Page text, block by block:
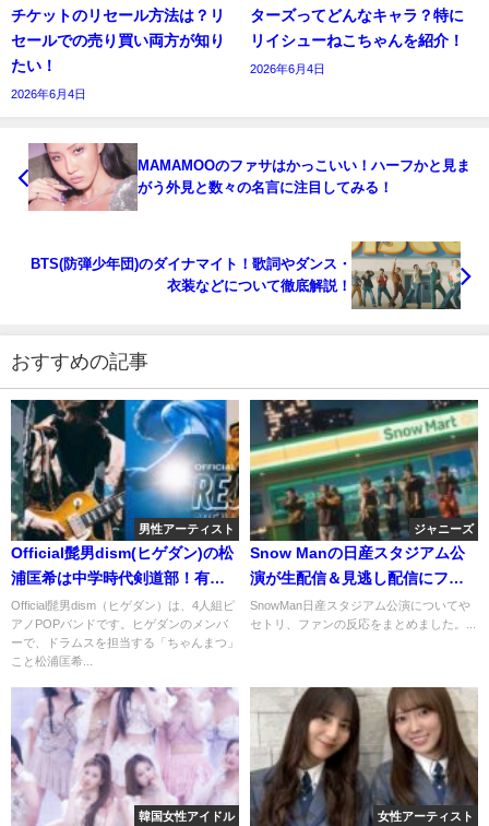
チケットのリセール方法は？リ
セールでの売り買い両方が知り
たい！
2026年6月4日
ターズってどんなキャラ？特に
リイシューねこちゃんを紹介！
2026年6月4日
MAMAMOOのファサはかっこいい！ハーフかと見ま
がう外見と数々の名言に注目してみる！
BTS(防弾少年団)のダイナマイト！歌詞やダンス・
衣装などについて徹底解説！
おすすめの記事
男性アーティスト
Official髭男dism(ヒゲダン)の松
浦匡希は中学時代剣道部！有段
者で大会でも活躍してた？
Official髭男dism（ヒゲダン）は、4人組ピ
アノPOPバンドです。ヒゲダンのメンバ
ーで、ドラムスを担当する「ちゃんまつ」
こと松浦匡希...
ジャニーズ
Snow Manの日産スタジアム公
演が生配信＆見逃し配信にファ
ンも大歓喜！
SnowMan日産スタジアム公演についてや
セトリ、ファンの反応をまとめました。...
韓国女性アイドル 女性アーティスト